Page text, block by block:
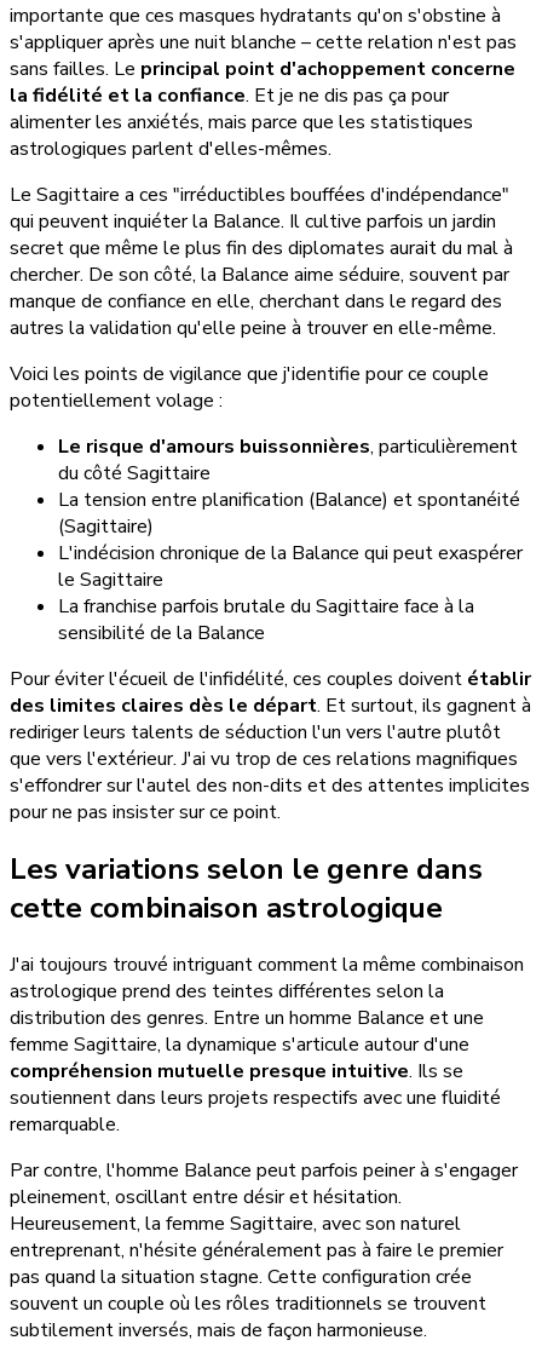
importante que ces masques hydratants qu'on s'obstine à
s'appliquer après une nuit blanche – cette relation n'est pas
sans failles. Le principal point d'achoppement concerne
la fidélité et la confiance. Et je ne dis pas ça pour
alimenter les anxiétés, mais parce que les statistiques
astrologiques parlent d'elles-mêmes.
Le Sagittaire a ces "irréductibles bouffées d'indépendance"
qui peuvent inquiéter la Balance. Il cultive parfois un jardin
secret que même le plus fin des diplomates aurait du mal à
chercher. De son côté, la Balance aime séduire, souvent par
manque de confiance en elle, cherchant dans le regard des
autres la validation qu'elle peine à trouver en elle-même.
Voici les points de vigilance que j'identifie pour ce couple
potentiellement volage :
Le risque d'amours buissonnières, particulièrement
du côté Sagittaire
La tension entre planification (Balance) et spontanéité
(Sagittaire)
L'indécision chronique de la Balance qui peut exaspérer
le Sagittaire
La franchise parfois brutale du Sagittaire face à la
sensibilité de la Balance
Pour éviter l'écueil de l'infidélité, ces couples doivent établir
des limites claires dès le départ. Et surtout, ils gagnent à
rediriger leurs talents de séduction l'un vers l'autre plutôt
que vers l'extérieur. J'ai vu trop de ces relations magnifiques
s'effondrer sur l'autel des non-dits et des attentes implicites
pour ne pas insister sur ce point.
Les variations selon le genre dans
cette combinaison astrologique
J'ai toujours trouvé intriguant comment la même combinaison
astrologique prend des teintes différentes selon la
distribution des genres. Entre un homme Balance et une
femme Sagittaire, la dynamique s'articule autour d'une
compréhension mutuelle presque intuitive. Ils se
soutiennent dans leurs projets respectifs avec une fluidité
remarquable.
Par contre, l'homme Balance peut parfois peiner à s'engager
pleinement, oscillant entre désir et hésitation.
Heureusement, la femme Sagittaire, avec son naturel
entreprenant, n'hésite généralement pas à faire le premier
pas quand la situation stagne. Cette configuration crée
souvent un couple où les rôles traditionnels se trouvent
subtilement inversés, mais de façon harmonieuse.